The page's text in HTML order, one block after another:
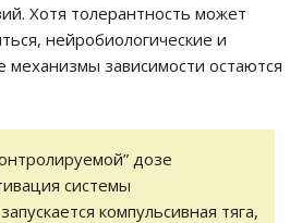
Хотя толерантность может
нейробиологические и
механизмы зависимости остаются
дозе
системы
компульсивная тяга,